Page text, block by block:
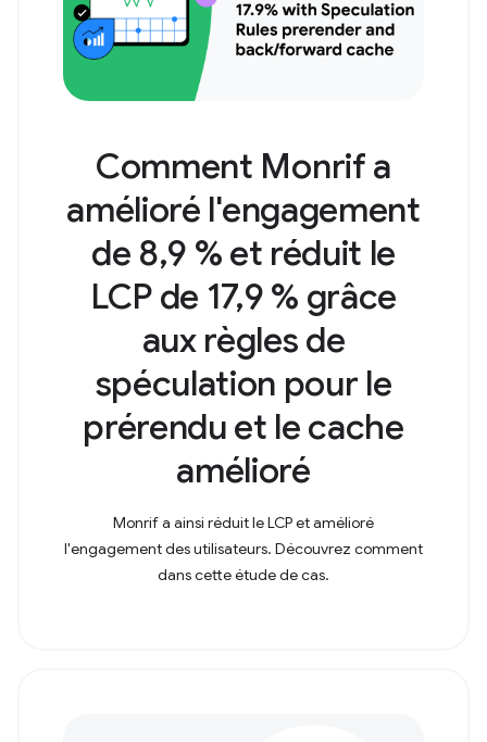
Comment Monrif a
amélioré l'engagement
de 8,9 % et réduit le
LCP de 17,9 % grâce
aux règles de
spéculation pour le
prérendu et le cache
amélioré
Monrif a ainsi réduit le LCP et amélioré
l'engagement des utilisateurs. Découvrez comment
dans cette étude de cas.